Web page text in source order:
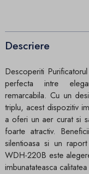
Descriere
Descoperiti
perfecta intre
remarcabila. Cu un
triplu, acest dispozitiv
a oferi un aer curat si
foarte atractiv.
silentioasa si un
WDH-220B este
imbunatateasca